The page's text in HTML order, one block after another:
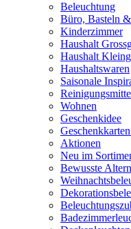
Beleuchtung
Büro, Basteln
Kinderzimmer
Haushalt
Haushalt
Haushaltswaren
Saisonale
Wohnen
Geschenkidee
Aktionen
Neu im
Bewusste